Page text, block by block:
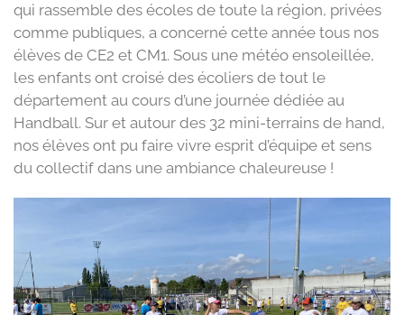
qui rassemble des écoles de toute la région, privées
comme publiques, a concerné cette année tous nos
élèves de CE2 et CM1. Sous une météo ensoleillée,
les enfants ont croisé des écoliers de tout le
département au cours d’une journée dédiée au
Handball. Sur et autour des 32 mini-terrains de hand,
nos élèves ont pu faire vivre esprit d’équipe et sens
du collectif dans une ambiance chaleureuse !